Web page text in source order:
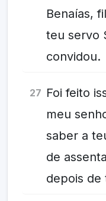
Benaías,
teu servo
convidou.
27 Foi feito
meu
saber a
de
depois